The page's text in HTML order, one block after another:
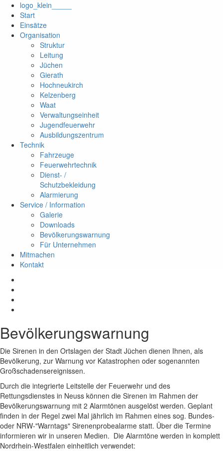
logo_klein_____
Start
Einsätze
Organisation
Struktur
Leitung
Jüchen
Gierath
Hochneukirch
Kelzenberg
Waat
Verwaltungseinheit
Jugendfeuerwehr
Ausbildungszentrum
Technik
Fahrzeuge
Feuerwehrtechnik
Dienst- /
Schutzbekleidung
Alarmierung
Service / Information
Galerie
Downloads
Bevölkerungswarnung
Für Unternehmen
Mitmachen
Kontakt
Bevölkerungswarnung
Die Sirenen in den Ortslagen der Stadt Jüchen dienen Ihnen, als
Bevölkerung, zur Warnung vor Katastrophen oder sogenannten
Großschadensereignissen.
Durch die integrierte Leitstelle der Feuerwehr und des
Rettungsdienstes in Neuss können die Sirenen im Rahmen der
Bevölkerungswarnung mit 2 Alarmtönen ausgelöst werden. Geplant
finden in der Regel zwei Mal jährlich im Rahmen eines sog. Bundes-
oder NRW-"Warntags" Sirenenprobealarme statt. Über die Termine
informieren wir in unseren Medien. Die Alarmtöne werden in komplett
Nordrhein-Westfalen einheitlich verwendet: